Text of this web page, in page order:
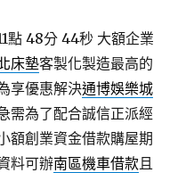
點 48分 44秒 大額企業
床墊客製化製造最高的
享優惠解決通博娛樂城
需為了配合誠信正派經
額創業資金借款購屋期
料可辦南區機車借款且